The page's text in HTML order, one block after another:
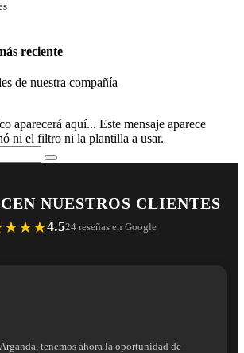
reciente
de nuestra compañía
aparecerá aquí... Este mensaje aparece
ni el filtro ni la plantilla a usar.
NUESTROS CLIENTES
4.524 reseñas en Google
tenemos ahora la oportunidad de